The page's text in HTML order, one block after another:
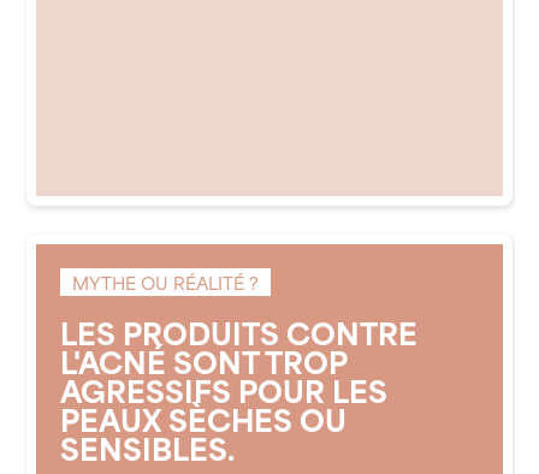
MYTHE OU RÉALITÉ ?
LES PRODUITS CONTRE
L'ACNÉ SONT TROP
AGRESSIFS POUR LES
PEAUX SÈCHES OU
SENSIBLES.